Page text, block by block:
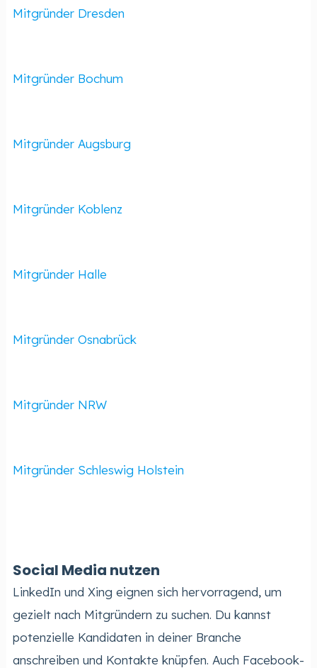
Mitgründer Dresden
Mitgründer Bochum
Mitgründer Augsburg
Mitgründer Koblenz
Mitgründer Halle
Mitgründer Osnabrück
Mitgründer NRW
Mitgründer Schleswig Holstein
Social Media nutzen
LinkedIn und Xing eignen sich hervorragend, um
gezielt nach Mitgründern zu suchen. Du kannst
potenzielle Kandidaten in deiner Branche
anschreiben und Kontakte knüpfen. Auch Facebook-